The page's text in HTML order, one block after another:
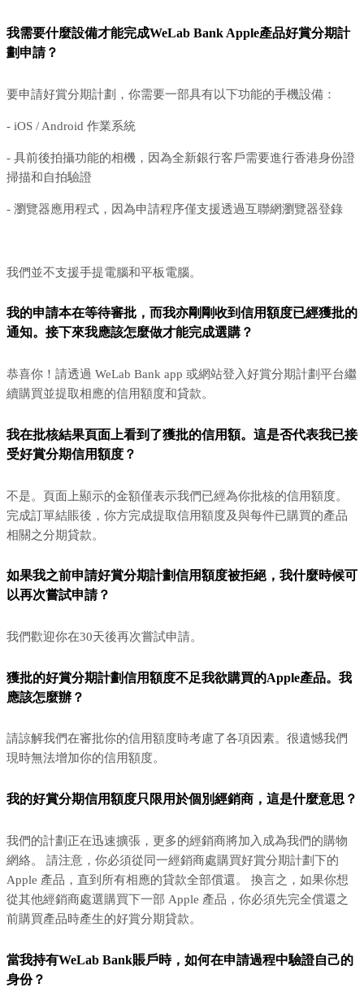
我需要什麼設備才能完成WeLab Bank Apple產品好賞分期計
劃申請？
要申請好賞分期計劃，你需要一部具有以下功能的手機設備：
- iOS / Android 作業系統
- 具前後拍攝功能的相機，因為全新銀行客戶需要進行香港身份證
掃描和自拍驗證
- 瀏覽器應用程式，因為申請程序僅支援透過互聯網瀏覽器登錄
我們並不支援手提電腦和平板電腦。
我的申請本在等待審批，而我亦剛剛收到信用額度已經獲批的
通知。接下來我應該怎麼做才能完成選購？
恭喜你！請透過 WeLab Bank app 或網站登入好賞分期計劃平台繼
續購買並提取相應的信用額度和貸款。
我在批核結果頁面上看到了獲批的信用額。這是否代表我已接
受好賞分期信用額度？
不是。頁面上顯示的金額僅表示我們已經為你批核的信用額度。
完成訂單結賬後，你方完成提取信用額度及與每件已購買的產品
相關之分期貸款。
如果我之前申請好賞分期計劃信用額度被拒絕，我什麼時候可
以再次嘗試申請？
我們歡迎你在30天後再次嘗試申請。
獲批的好賞分期計劃信用額度不足我欲購買的Apple產品。我
應該怎麼辦？
請諒解我們在審批你的信用額度時考慮了各項因素。很遺憾我們
現時無法增加你的信用額度。
我的好賞分期信用額度只限用於個別經銷商，這是什麼意思？
我們的計劃正在迅速擴張，更多的經銷商將加入成為我們的購物
網絡。 請注意，你必須從同一經銷商處購買好賞分期計劃下的
Apple 產品，直到所有相應的貸款全部償還。 換言之，如果你想
從其他經銷商處選購買下一部 Apple 產品，你必須先完全償還之
前購買產品時產生的好賞分期貸款。
當我持有WeLab Bank賬戶時，如何在申請過程中驗證自己的
身份？